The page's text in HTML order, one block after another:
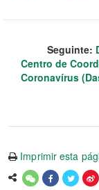
Seguinte:
Centro de
Coronavírus
Imprimir esta